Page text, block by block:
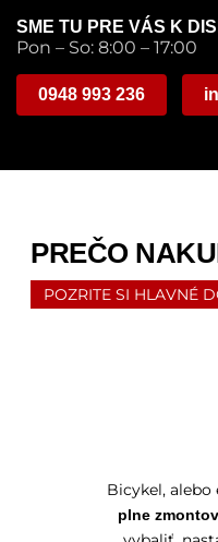
SME TU PRE VÁS K
Pon – So: 8:00 – 17:00
0948 993 236
PREČO
POZRITE SI HLAVNÉ
Bicykel,
plne